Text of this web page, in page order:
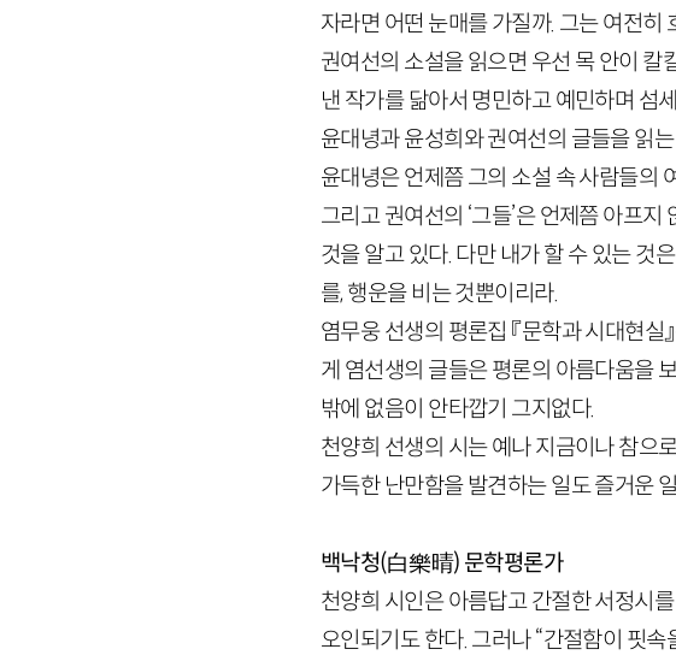
자라면 어떤 눈매를 가질까. 그는 여전히
권여선의 소설을 읽으면 우선 목 안이 칼
낸 작가를 닮아서 명민하고 예민하며 섬
윤대녕과 윤성희와 권여선의 글들을 읽
윤대녕은 언제쯤 그의 소설 속 사람들의
그리고 권여선의 ‘그들’은 언제쯤 아프
것을 알고 있다. 다만 내가 할 수 있는 것
를, 행운을 비는 것뿐이리라.
염무웅 선생의 평론집 『문학과 시대현실
게 염선생의 글들은 평론의 아름다움을
밖에 없음이 안타깝기 그지없다.
천양희 선생의 시는 예나 지금이나 참으
가득한 난만함을 발견하는 일도 즐거운
백낙청(白樂晴) 문학평론가
천양희 시인은 아름답고 간절한 서정시
오인되기도 한다. 그러나 “간절함이 핏